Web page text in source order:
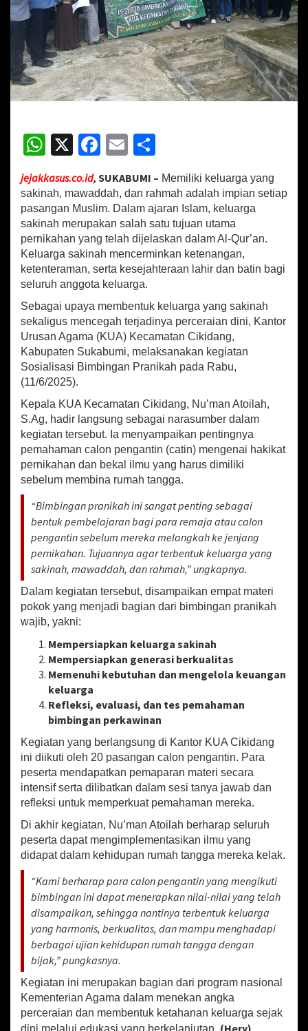
a
t
a
n
C
i
k
i
n
g
a
k
s
a
a
k
a
n
o
s
a
l
a
s
i
B
i
m
b
n
g
P
r
n
i
h
u
n
u
k
e
g
a
h
P
e
r
e
r
i
a
n
D
n
i
W
h
at
sA
p
p
X
Fa
b
o
o
k
E
ai
l
h
ar
e
jejakkasus.co.id, SUKABUMI – Memiliki keluarga yang
sakinah, mawaddah, dan rahmah adalah impian setiap
pasangan Muslim. Dalam ajaran Islam, keluarga
sakinah merupakan salah satu tujuan utama
pernikahan yang telah dijelaskan dalam Al-Qur’an.
Keluarga sakinah mencerminkan ketenangan,
ketenteraman, serta kesejahteraan lahir dan batin bagi
seluruh anggota keluarga.
Sebagai upaya membentuk keluarga yang sakinah
sekaligus mencegah terjadinya perceraian dini, Kantor
Urusan Agama (KUA) Kecamatan Cikidang,
Kabupaten Sukabumi, melaksanakan kegiatan
Sosialisasi Bimbingan Pranikah pada Rabu,
(11/6/2025).
Kepala KUA Kecamatan Cikidang, Nu’man Atoilah,
S.Ag, hadir langsung sebagai narasumber dalam
kegiatan tersebut. Ia menyampaikan pentingnya
pemahaman calon pengantin (catin) mengenai hakikat
pernikahan dan bekal ilmu yang harus dimiliki
sebelum membina rumah tangga.
“Bimbingan pranikah ini sangat penting sebagai
bentuk pembelajaran bagi para remaja atau calon
pengantin sebelum mereka melangkah ke jenjang
pernikahan. Tujuannya agar terbentuk keluarga yang
sakinah, mawaddah, dan rahmah,” ungkapnya.
Dalam kegiatan tersebut, disampaikan empat materi
pokok yang menjadi bagian dari bimbingan pranikah
wajib, yakni:
Mempersiapkan keluarga sakinah
Mempersiapkan generasi berkualitas
Memenuhi kebutuhan dan mengelola keuangan
keluarga
Refleksi, evaluasi, dan tes pemahaman
bimbingan perkawinan
Kegiatan yang berlangsung di Kantor KUA Cikidang
ini diikuti oleh 20 pasangan calon pengantin. Para
peserta mendapatkan pemaparan materi secara
intensif serta dilibatkan dalam sesi tanya jawab dan
refleksi untuk memperkuat pemahaman mereka.
Di akhir kegiatan, Nu’man Atoilah berharap seluruh
peserta dapat mengimplementasikan ilmu yang
didapat dalam kehidupan rumah tangga mereka kelak.
“Kami berharap para calon pengantin yang mengikuti
bimbingan ini dapat menerapkan nilai-nilai yang telah
disampaikan, sehingga nantinya terbentuk keluarga
yang harmonis, berkualitas, dan mampu menghadapi
berbagai ujian kehidupan rumah tangga dengan
bijak,” pungkasnya.
Kegiatan ini merupakan bagian dari program nasional
Kementerian Agama dalam menekan angka
perceraian dan membentuk ketahanan keluarga sejak